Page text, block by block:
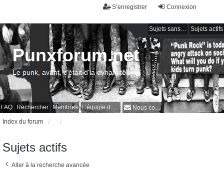
Connexion
S’enregistrer
Sujets sans réponse Sujets actifs
FAQ Rechercher Membres L’équipe du forum Nous contacter
Punxforum.net
Le punk, avant, c'était d'la dynamite !
Index du forum
Sujets actifs
Aller à la recherche avancée